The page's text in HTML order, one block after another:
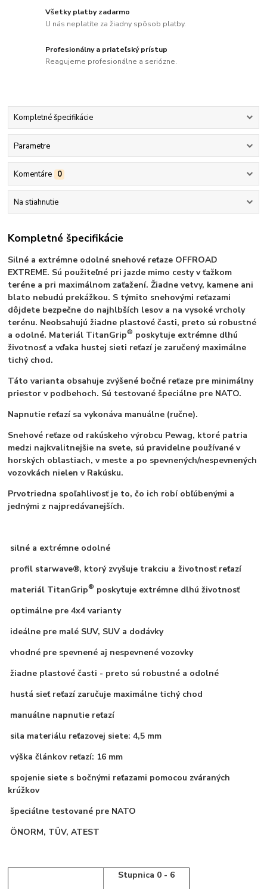
Všetky platby zadarmo
U nás neplatíte za žiadny spôsob platby.
Profesionálny a priateľský prístup
Reagujeme profesionálne a seriózne.
Kompletné špecifikácie
Parametre
Komentáre 0
Na stiahnutie
Kompletné špecifikácie
Silné a extrémne odolné snehové reťaze OFFROAD
EXTREME. Sú použiteľné pri jazde mimo cesty v ťažkom
teréne a pri maximálnom zaťažení. Žiadne vetvy, kamene ani
blato nebudú prekážkou. S týmito snehovými reťazami
dôjdete bezpečne do najhlbších lesov a na vysoké vrcholy
terénu. Neobsahujú žiadne plastové časti, preto sú robustné
a odolné. Materiál TitanGrip® poskytuje extrémne dlhú
životnosť a vďaka hustej sieti reťazí je zaručený maximálne
tichý chod.
Táto varianta obsahuje zvýšené bočné reťaze pre minimálny
priestor v podbehoch. Sú testované špeciálne pre NATO.
Napnutie reťazí sa vykonáva manuálne (ručne).
Snehové reťaze od rakúskeho výrobcu Pewag, ktoré patria
medzi najkvalitnejšie na svete, sú pravidelne používané v
horských oblastiach, v meste a po spevnených/nespevnených
vozovkách nielen v Rakúsku.
Prvotriedna spoľahlivosť je to, čo ich robí obľúbenými a
jednými z najpredávanejších.
silné a extrémne odolné
profil starwave®, ktorý zvyšuje trakciu a životnosť reťazí
materiál TitanGrip® poskytuje extrémne dlhú životnosť
optimálne pre 4x4 varianty
ideálne pre malé SUV, SUV a dodávky
vhodné pre spevnené aj nespevnené vozovky
žiadne plastové časti - preto sú robustné a odolné
hustá sieť reťazí zaručuje maximálne tichý chod
manuálne napnutie reťazí
sila materiálu reťazovej siete: 4,5 mm
výška článkov reťazí: 16 mm
spojenie siete s bočnými reťazami pomocou zváraných
krúžkov
špeciálne testované pre NATO
ÖNORM, TÜV, ATEST
Stupnica 0 - 6